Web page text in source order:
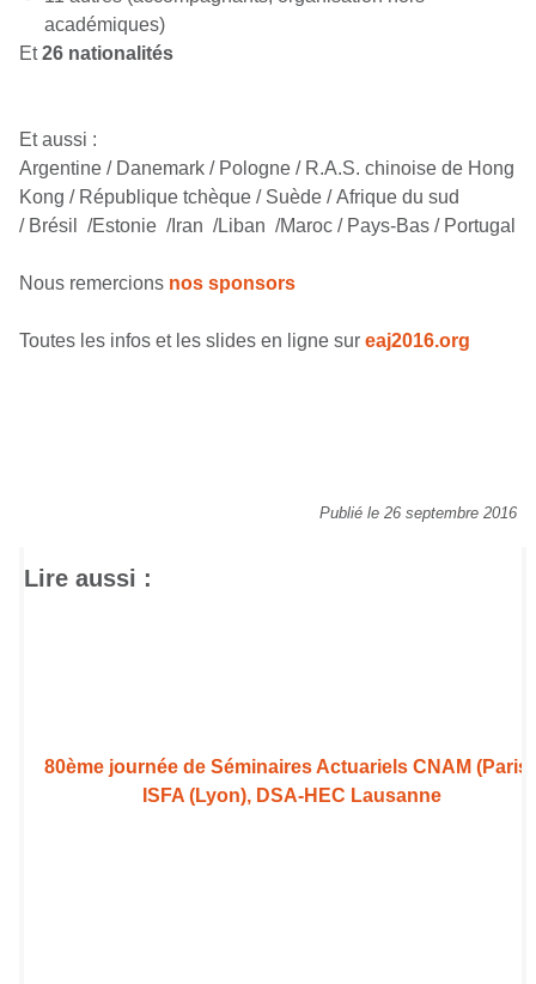
académiques)
Et26 nationalités
Et aussi :
Argentine / Danemark / Pologne / R.A.S. chinoise de Hong
Kong / République tchèque / Suède / Afrique du sud
/ Brésil /Estonie /Iran /Liban /Maroc / Pays-Bas / Portugal
Nous remercions nos sponsors
Toutes les infos et les slides en ligne sur eaj2016.org
Publié le 26 septembre 2016
Lire aussi :
80ème journée de Séminaires Actuariels CNAM
ISFA (Lyon), DSA-HEC Lausanne